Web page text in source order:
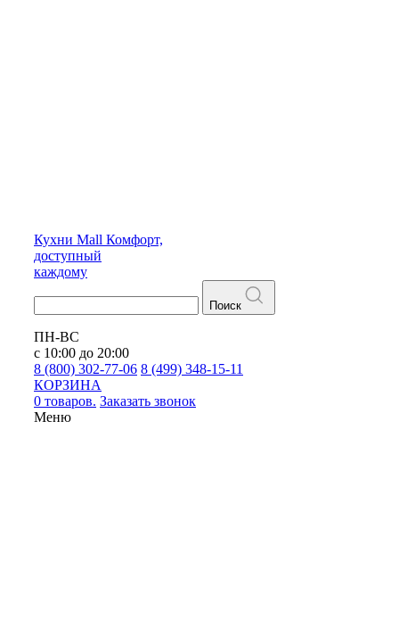
Кухни Mall Комфорт,
доступный
каждому
Поиск
ПН-ВС
с 10:00 до 20:00
8 (800) 302-77-06 8 (499) 348-15-11
КОРЗИНА
0 товаров. Заказать звонок
Меню